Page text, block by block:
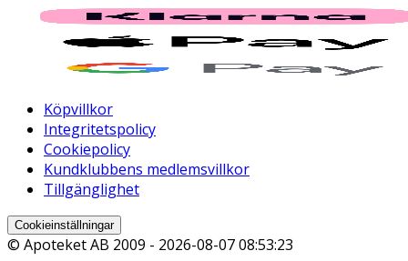
Köpvillkor
Integritetspolicy
Cookiepolicy
Kundklubbens medlemsvillkor
Tillgänglighet
Cookieinställningar
© Apoteket AB 2009 - 2026-08-07 08:53:23